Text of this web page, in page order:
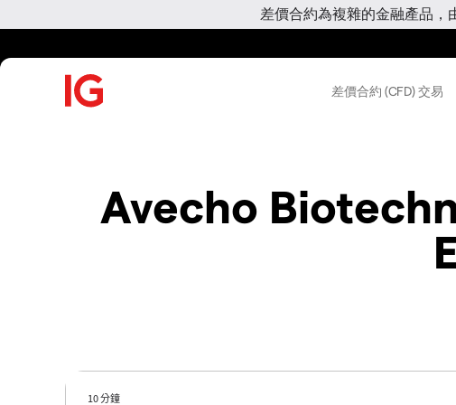
差價合約為複雜的金融產品，
差價合約 (CFD) 交易
Avecho
10 分鐘